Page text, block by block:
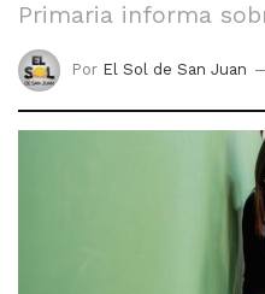
Primaria informa
Por El Sol de San Juan